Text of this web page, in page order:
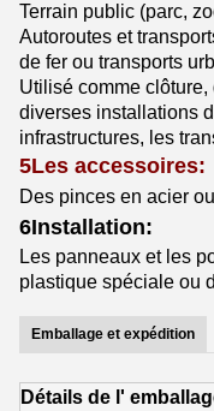
Terrain public (parc,
Autoroutes et
de fer ou transports
Utilisé comme
diverses installations
infrastructures, les
5Les accessoires:
Des pinces en acier
6Installation:
Les panneaux et les
plastique spéciale ou
Emballage et expédition
Détails de l'